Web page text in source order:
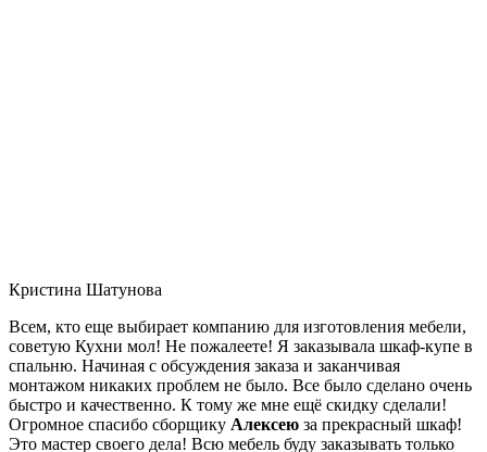
Кристина Шатунова
Всем, кто еще выбирает компанию для изготовления мебели,
советую Кухни мол! Не пожалеете! Я заказывала шкаф-купе в
спальню. Начиная с обсуждения заказа и заканчивая
монтажом никаких проблем не было. Все было сделано очень
быстро и качественно. К тому же мне ещё скидку сделали!
Огромное спасибо сборщику Алексею за прекрасный шкаф!
Это мастер своего дела! Всю мебель буду заказывать только